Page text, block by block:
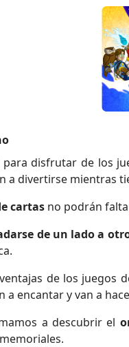
disfrutar de los
a divertirse mientras
cartas no podrán
de un lado a
de los juegos
a encantar y van a
a descubrir el